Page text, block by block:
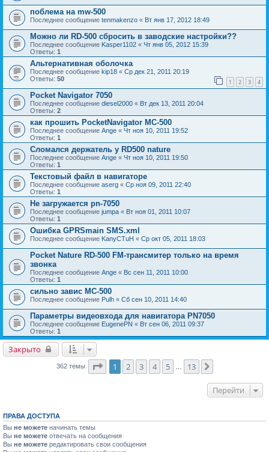
поблема на mw-500
Последнее сообщение tenmakenzo « Вт янв 17, 2012 18:49
Можно ли RD-500 сбросить в заводские настройки??
Последнее сообщение Kasper1102 « Чт янв 05, 2012 15:39
Ответы: 1
Альтернативная оболочка
Последнее сообщение kip18 « Ср дек 21, 2011 20:19
Ответы: 50 1 2 3 4
Pocket Navigator 7050
Последнее сообщение diesel2000 « Вт дек 13, 2011 20:04
Ответы: 2
как прошить PocketNavigator MC-500
Последнее сообщение Ange « Чт ноя 10, 2011 19:52
Ответы: 1
Сломался держатель у RD500 nature
Последнее сообщение Ange « Чт ноя 10, 2011 19:50
Ответы: 1
Текстовый файл в навигаторе
Последнее сообщение aserg « Ср ноя 09, 2011 22:40
Ответы: 1
Не загружается pn-7050
Последнее сообщение jumpa « Вт ноя 01, 2011 10:07
Ответы: 1
Ошибка GPRSmain SMS.xml
Последнее сообщение KanyCTuH « Ср окт 05, 2011 18:03
Pocket Nature RD-500 FM-трансмитер только на время
звонка
Последнее сообщение Ange « Вс сен 11, 2011 10:00
Ответы: 1
сильно завис MC-500
Последнее сообщение Pulh « Сб сен 10, 2011 14:40
Параметры видеовхода для навигатора PN7050
Последнее сообщение EugenePN « Вт сен 06, 2011 09:37
Ответы: 1
Закрыто
362 темы Страница1 из
1 2 3 4 5 13
Перейти
ПРАВА ДОСТУПА
Вы не можете начинать темы
Вы не можете отвечать на сообщения
Вы не можете редактировать свои сообщения